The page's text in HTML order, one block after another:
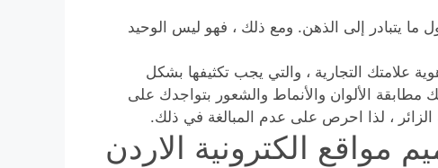
يتبادر إلى الذهن. ومع ذلك ، فهو ليس الوحيد
علامتك التجارية ، والتي يجب تكثيفها بشكل
الألوان والأنماط والشعور بتواجدك على
الزائر ، لذا احرص على عدم المبالغة في ذلك.
مواقع الكترونية الاردن